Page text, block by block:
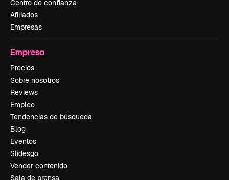
Centro de confianza
Afiliados
Empresas
Empresa
Precios
Sobre nosotros
Reviews
Empleo
Tendencias de búsqueda
Blog
Eventos
Slidesgo
Vender contenido
Sala de prensa